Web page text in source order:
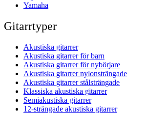
Yamaha
Gitarrtyper
Akustiska gitarrer
Akustiska gitarrer för barn
Akustiska gitarrer för nybörjare
Akustiska gitarrer nylonsträngade
Akustiska gitarrer stålsträngade
Klassiska akustiska gitarrer
Semiakustiska gitarrer
12-strängade akustiska gitarrer